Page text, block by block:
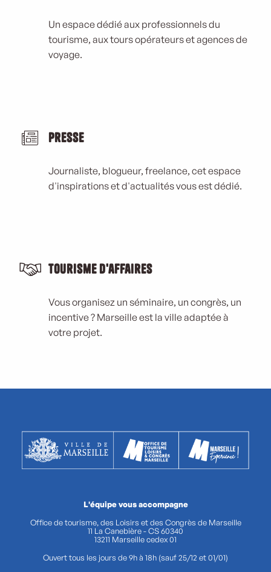
Un espace dédié aux professionnels du
tourisme, aux tours opérateurs et agences de
voyage.
Presse
Journaliste, blogueur, freelance, cet espace
d'inspirations et d'actualités vous est dédié.
Tourisme d'affaires
Vous organisez un séminaire, un congrès, un
incentive ? Marseille est la ville adaptée à
votre projet.
L'équipe vous accompagne
Office de tourisme, des Loisirs et des Congrès de Marseille
11 La Canebière - CS 60340
13211 Marseille cedex 01
Ouvert tous les jours de 9h à 18h (sauf 25/12 et 01/01)